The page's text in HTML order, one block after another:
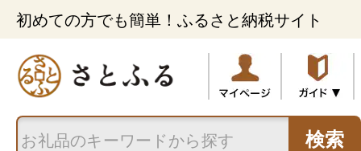
初めての方でも簡単！ふるさと納税サイト
検索